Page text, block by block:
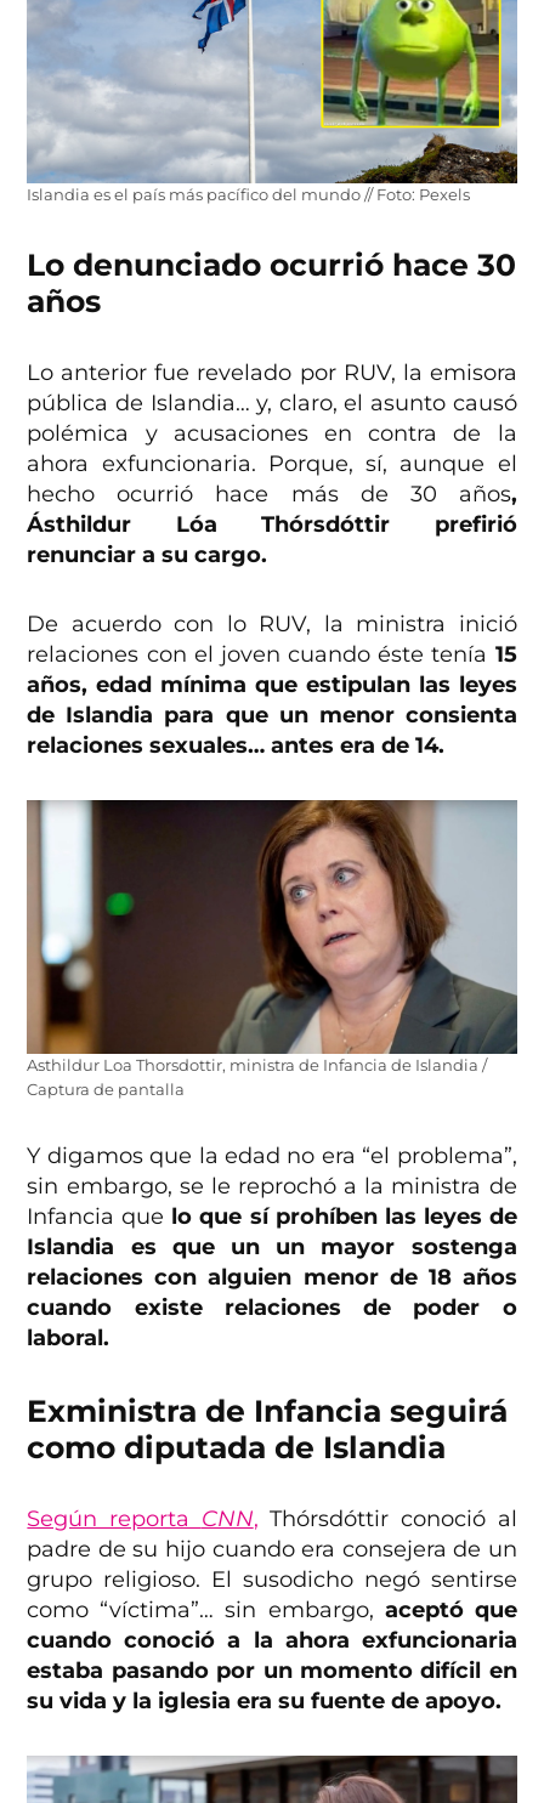
Islandia es el país más pacífico del mundo // Foto: Pexels
Lo denunciado ocurrió hace 30
años
Lo anterior fue revelado por RUV, la emisora
pública de Islandia… y, claro, el asunto causó
polémica y acusaciones en contra de la
ahora exfuncionaria. Porque, sí, aunque el
hecho ocurrió hace más de 30 años,
Ásthildur Lóa Thórsdóttir prefirió
renunciar a su cargo.
De acuerdo con lo RUV, la ministra inició
relaciones con el joven cuando éste tenía 15
años, edad mínima que estipulan las leyes
de Islandia para que un menor consienta
relaciones sexuales… antes era de 14.
Asthildur Loa Thorsdottir, ministra de Infancia de Islandia /
Captura de pantalla
Y digamos que la edad no era “el problema”,
sin embargo, se le reprochó a la ministra de
Infancia que lo que sí prohíben las leyes de
Islandia es que un un mayor sostenga
relaciones con alguien menor de 18 años
cuando existe relaciones de poder o
laboral.
Exministra de Infancia seguirá
como diputada de Islandia
Según reporta CNN, Thórsdóttir conoció al
padre de su hijo cuando era consejera de un
grupo religioso. El susodicho negó sentirse
como “víctima”… sin embargo, aceptó que
cuando conoció a la ahora exfuncionaria
estaba pasando por un momento difícil en
su vida y la iglesia era su fuente de apoyo.